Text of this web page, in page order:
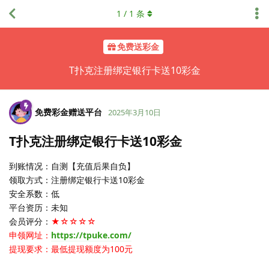
免费送彩金
T扑克注册绑定银行卡送10彩金
1 / 1 条
免费彩金赠送平台 2025年3月10日
T扑克注册绑定银行卡送10彩金
到账情况：自测【充值后果自负】
领取方式：注册绑定银行卡送10彩金
安全系数：低
平台资历：未知
会员评分： ★☆☆☆☆
申领网址： https://tpuke.com/
提现要求：最低提现额度为100元